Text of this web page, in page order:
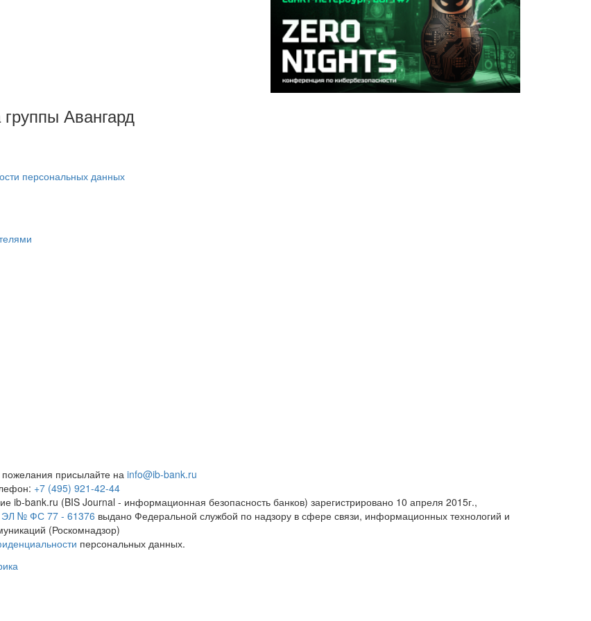
Авангард
персональных данных
присылайте наinfo@ib-bank.ru
+7 (495) 921-42-44
ib-bank.ru (BIS Journal - информационная безопасность банков) зарегистрировано 10 апреля 2015г.,
ЭЛ № ФС 77 - 61376 выдано Федеральной службой по надзору в сфере связи, информационных технологий и
(Роскомнадзор)
персональных данных.